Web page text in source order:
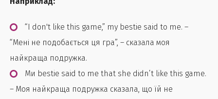
“I don't like this game,” my bestie said to me. –
“Мені не подобається ця гра”, – сказала моя
найкраща подружка.
Ми bestie said to me that she didn’t like this game.
– Моя найкраща подружка сказала, що їй не